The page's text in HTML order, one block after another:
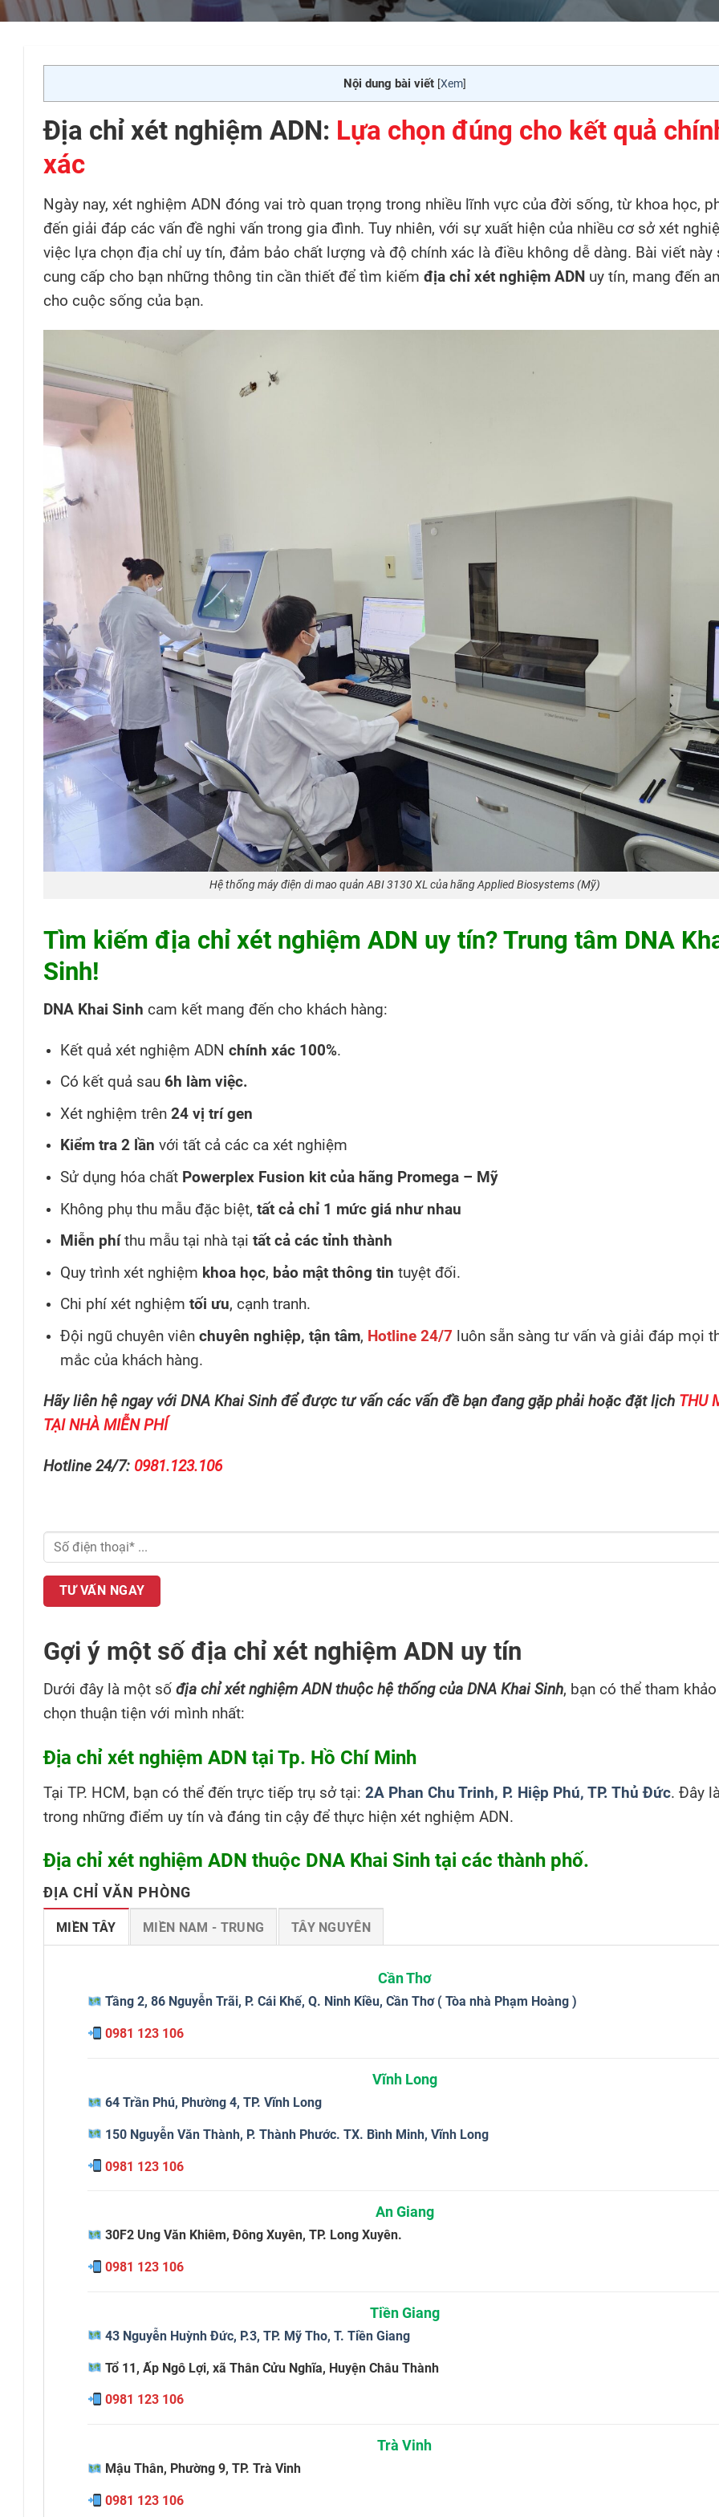
Nội dung bài viết [Xem]
Địa chỉ xét nghiệm ADN: Lựa chọn đúng cho kết quả
xác
Ngày nay, xét nghiệm ADN đóng vai trò quan trọng trong nhiều lĩnh vực của đời sống, từ khoa học,
đến giải đáp các vấn đề nghi vấn trong gia đình. Tuy nhiên, với sự xuất hiện của nhiều cơ sở xét
việc lựa chọn địa chỉ uy tín, đảm bảo chất lượng và độ chính xác là điều không dễ dàng. Bài viết này
cung cấp cho bạn những thông tin cần thiết để tìm kiếm địa chỉ xét nghiệm ADN uy tín, mang đến
cho cuộc sống của bạn.
Hệ thống máy điện di mao quản ABI 3130 XL của hãng Applied Biosystems (Mỹ)
Tìm kiếm địa chỉ xét nghiệm ADN uy tín? Trung tâm DNA
Sinh!
DNA Khai Sinh cam kết mang đến cho khách hàng:
Kết quả xét nghiệm ADN chính xác 100%.
Có kết quả sau 6h làm việc.
Xét nghiệm trên 24 vị trí gen
Kiểm tra 2 lần với tất cả các ca xét nghiệm
Sử dụng hóa chất Powerplex Fusion kit củahãng Promega – Mỹ
Không phụ thu mẫu đặc biệt, tất cả chỉ 1 mức giá như nhau
Miễn phíthu mẫu tại nhà tại tất cả các tỉnh thành
Quy trình xét nghiệm khoa học, bảo mật thông tin tuyệt đối.
Chi phí xét nghiệm tối ưu, cạnh tranh.
Đội ngũ chuyên viên chuyên nghiệp, tận tâm, Hotline 24/7 luôn sẵn sàng tư vấn và giải đáp mọi
mắc của khách hàng.
Hãy liên hệ ngay với DNA Khai Sinh để được tư vấn các vấn đề bạn đang gặp phải hoặc đặt lịch THU
TẠI NHÀ MIỄN PHÍ
Hotline 24/7: 0981.123.106
Gợi ý một số địa chỉ xét nghiệm ADN uy tín
Dưới đây là một số địa chỉ xét nghiệm ADN thuộc hệ thống của DNA Khai Sinh, bạn có thể tham
chọn thuận tiện với mình nhất:
Địa chỉ xét nghiệm ADN tại Tp. Hồ Chí Minh
Tại TP. HCM, bạn có thể đến trực tiếp trụ sở tại: 2A Phan Chu Trinh, P. Hiệp Phú, TP. Thủ Đức. Đây
trong những điểm uy tín và đáng tin cậy để thực hiện xét nghiệm ADN.
Địa chỉ xét nghiệm ADN thuộc DNA Khai Sinh tại các thành phố.
ĐỊA CHỈ VĂN PHÒNG
MIỀN TÂY MIỀN NAM - TRUNG TÂY NGUYÊN
Cần Thơ
Tầng 2, 86 Nguyễn Trãi, P. Cái Khế, Q. Ninh Kiều, Cần Thơ ( Tòa nhà Phạm Hoàng )
0981 123 106
Vĩnh Long
64 Trần Phú, Phường 4, TP. Vĩnh Long
150 Nguyễn Văn Thành, P. Thành Phước. TX. Bình Minh, Vĩnh Long
0981 123 106
An Giang
30F2 Ung Văn Khiêm, Đông Xuyên, TP. Long Xuyên.
0981 123 106
Tiền Giang
43 Nguyễn Huỳnh Đức, P.3, TP. Mỹ Tho, T. Tiền Giang
Tổ 11, Ấp Ngô Lợi, xã Thân Cửu Nghĩa, Huyện Châu Thành
0981 123 106
Trà Vinh
Mậu Thân, Phường 9, TP. Trà Vinh
0981 123 106